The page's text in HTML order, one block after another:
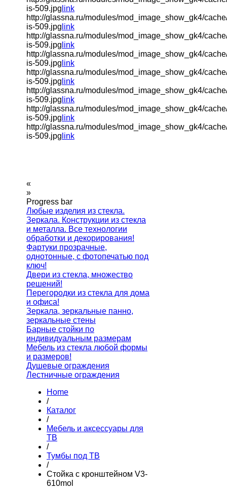
is-509.jpg link
http://glassna.ru/modules/mod_image_show_gk4/
is-509.jpg link
http://glassna.ru/modules/mod_image_show_gk4/
is-509.jpg link
http://glassna.ru/modules/mod_image_show_gk4/
is-509.jpg link
http://glassna.ru/modules/mod_image_show_gk4/
is-509.jpg link
http://glassna.ru/modules/mod_image_show_gk4/
is-509.jpg link
http://glassna.ru/modules/mod_image_show_gk4/
is-509.jpg link
http://glassna.ru/modules/mod_image_show_gk4/
is-509.jpg link
«
»
Progress bar
Любые изделия из стекла.
Зеркала. Конструкции из стекла
и металла. Все технологии
обработки и декорирования!
Фартуки прозрачные,
однотонные, с фотопечатью под
ключ!
Двери из стекла, множество
решений!
Перегородки из стекла для дома
и офиса!
Зеркала, зеркальные панно,
зеркальные стены
Барные стойки по
индивидуальным размерам
Мебель из стекла любой формы
и размеров!
Душевые ограждения
Лестничные ограждения
Home
/
Каталог
/
Мебель и аксессуары для
ТВ
/
Тумбы под ТВ
/
Стойка с кронштейном V3-
610mol